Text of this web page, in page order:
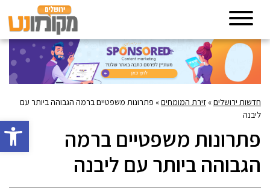
פתח
חדשות ירושלים» זירת המומחים» פתרונות משפטיים ברמה הגבוהה ביותר עם
ליבנה
פתרונות משפטיים ברמה
הגבוהה ביותר עם ליבנה